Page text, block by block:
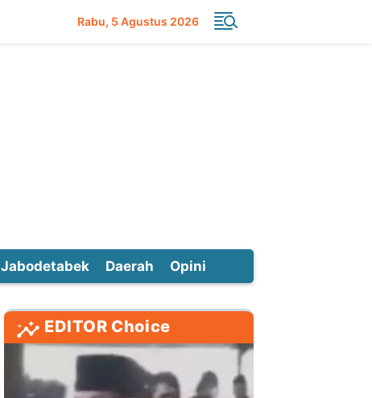
Rabu 5 Agustus 2026
Jabodetabek Daerah Opini
EDITOR Choice